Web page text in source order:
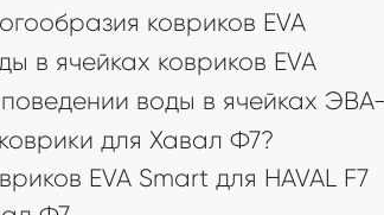
ковриков EVA
в ячейках ковриков EVA
воды в ячейках
для Хавал Ф7?
EVA Smart для HAVAL F7